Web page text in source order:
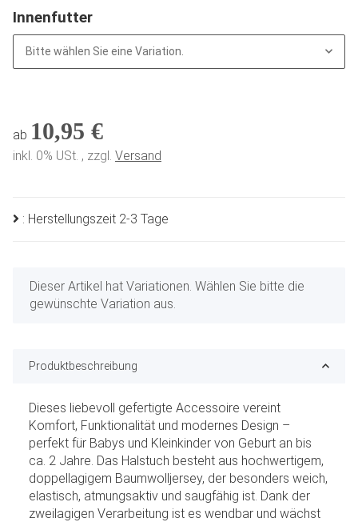
Innenfutter
Bitte wählen Sie eine Variation.
ab 10,95 €
inkl. 0% USt. , zzgl. Versand
: Herstellungszeit 2-3 Tage
x
Dieser Artikel hat Variationen. Wählen Sie bitte die
gewünschte Variation aus.
Produktbeschreibung
Dieses liebevoll gefertigte Accessoire vereint
Komfort, Funktionalität und modernes Design –
perfekt für Babys und Kleinkinder von Geburt an bis
ca. 2 Jahre. Das Halstuch besteht aus hochwertigem,
doppellagigem Baumwolljersey, der besonders weich,
elastisch, atmungsaktiv und saugfähig ist. Dank der
zweilagigen Verarbeitung ist es wendbar und wächst